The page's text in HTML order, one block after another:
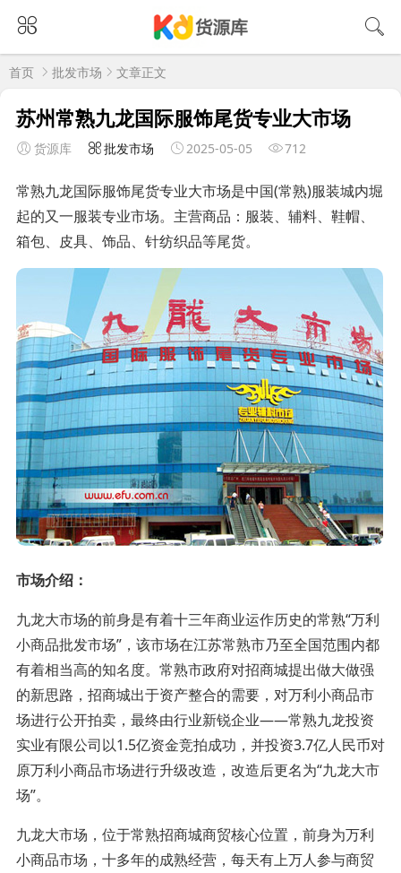
首页 批发市场 文章正文
苏州常熟九龙国际服饰尾货专业大市场
货源库 批发市场 2025-05-05 712
常熟九龙国际服饰尾货专业大市场是中国(常熟)服装城内堀
起的又一服装专业市场。主营商品：服装、辅料、鞋帽、
箱包、皮具、饰品、针纺织品等尾货。
市场介绍：
九龙大市场的前身是有着十三年商业运作历史的常熟“万利
小商品批发市场”，该市场在江苏常熟市乃至全国范围内都
有着相当高的知名度。常熟市政府对招商城提出做大做强
的新思路，招商城出于资产整合的需要，对万利小商品市
场进行公开拍卖，最终由行业新锐企业——常熟九龙投资
实业有限公司以1.5亿资金竞拍成功，并投资3.7亿人民币对
原万利小商品市场进行升级改造，改造后更名为“九龙大市
场”。
九龙大市场，位于常熟招商城商贸核心位置，前身为万利
小商品市场，十多年的成熟经营，每天有上万人参与商贸